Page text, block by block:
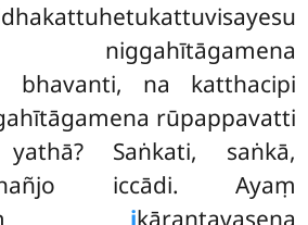
bhavanti, na katthacipi
rūpappavatti
Saṅkati, saṅkā,
iccādi. Ayaṃ
ikārantavasena